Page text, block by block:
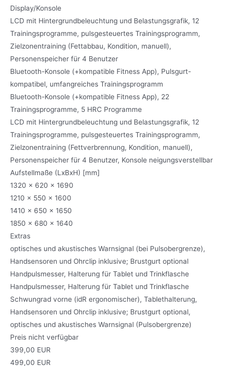
Display/Konsole
LCD mit Hintergrundbeleuchtung und Belastungsgrafik, 12
Trainingsprogramme, pulsgesteuertes Trainingsprogramm,
Zielzonentraining (Fettabbau, Kondition, manuell),
Personenspeicher für 4 Benutzer
Bluetooth-Konsole (+kompatible Fitness App), Pulsgurt-
kompatibel, umfangreiches Trainingsprogramm
Bluetooth-Konsole (+kompatible Fitness App), 22
Trainingsprogramme, 5 HRC Programme
LCD mit Hintergrundbeleuchtung und Belastungsgrafik, 12
Trainingsprogramme, pulsgesteuertes Trainingsprogramm,
Zielzonentraining (Fettverbrennung, Kondition, manuell),
Personenspeicher für 4 Benutzer, Konsole neigungsverstellbar
Aufstellmaße (LxBxH) [mm]
1320 x 620 x 1690
1210 x 550 x 1600
1410 x 650 x 1650
1850 x 680 x 1640
Extras
optisches und akustisches Warnsignal (bei Pulsobergrenze),
Handsensoren und Ohrclip inklusive; Brustgurt optional
Handpulsmesser, Halterung für Tablet und Trinkflasche
Handpulsmesser, Halterung für Tablet und Trinkflasche
Schwungrad vorne (idR ergonomischer), Tablethalterung,
Handsensoren und Ohrclip inklusive; Brustgurt optional,
optisches und akustisches Warnsignal (Pulsobergrenze)
Preis nicht verfügbar
399,00 EUR
499,00 EUR